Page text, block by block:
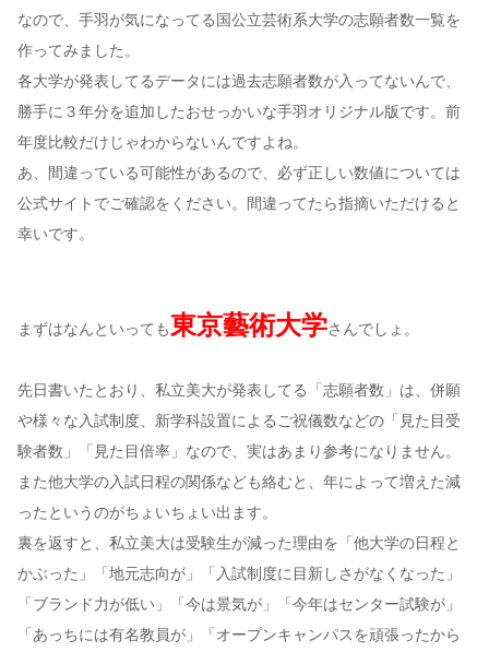
なので、手羽が気になってる国公立芸術系大学の志願者数一覧を
作ってみました。
各大学が発表してるデータには過去志願者数が入ってないんで、
勝手に３年分を追加したおせっかいな手羽オリジナル版です。前
年度比較だけじゃわからないんですよね。
あ、間違っている可能性があるので、必ず正しい数値については
公式サイトでご確認をください。間違ってたら指摘いただけると
幸いです。
まずはなんといっても東京藝術大学さんでしょ。
先日書いたとおり、私立美大が発表してる「志願者数」は、併願
や様々な入試制度、新学科設置によるご祝儀数などの「見た目受
験者数」「見た目倍率」なので、実はあまり参考になりません。
また他大学の入試日程の関係なども絡むと、年によって増えた減
ったというのがちょいちょい出ます。
裏を返すと、私立美大は受験生が減った理由を「他大学の日程と
かぶった」「地元志向が」「入試制度に目新しさがなくなった」
「ブランド力が低い」「今は景気が」「今年はセンター試験が」
「あっちには有名教員が」「オープンキャンパスを頑張ったから